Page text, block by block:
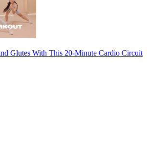
Glutes With This 20-Minute Cardio Circuit